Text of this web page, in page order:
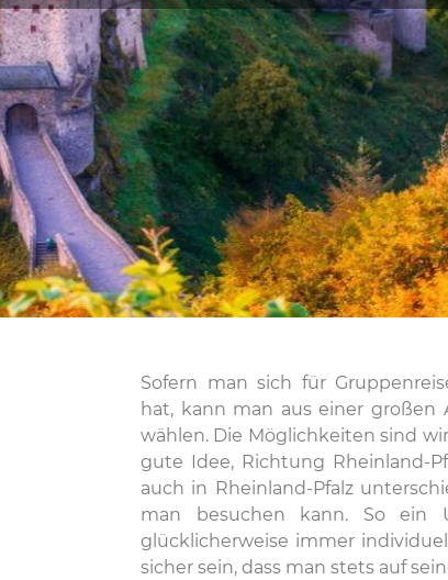
Sofern man sich für
hat, kann man aus einer großen
wählen. Die Möglichkeiten sind
gute Idee, Richtung Rheinland-
auch in Rheinland-Pfalz
man besuchen kann. So ein
glücklicherweise immer
sicher sein, dass man stets auf